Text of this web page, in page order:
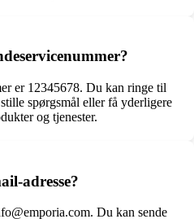
er 12345678. Du kan ringe til
spørgsmål eller få yderligere
og tjenester.
adresse?
Du kan sende